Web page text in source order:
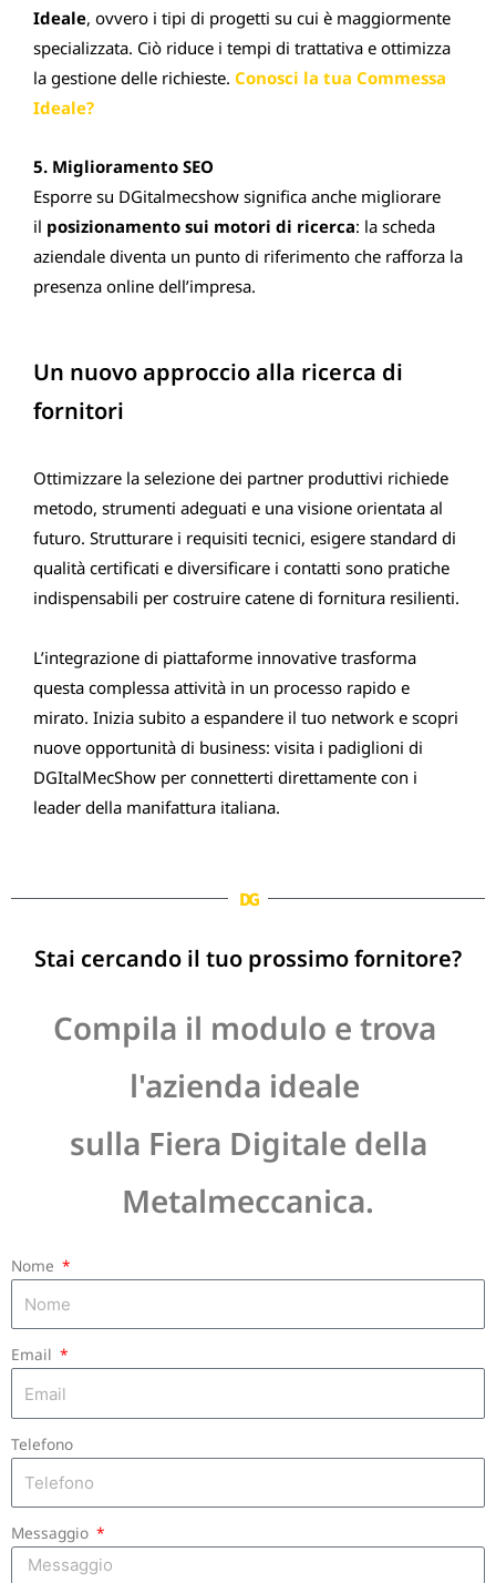
Ideale, ovvero i tipi di progetti su cui è maggiormente
specializzata. Ciò riduce i tempi di trattativa e ottimizza
la gestione delle richieste. Conosci la tua Commessa
Ideale?
5. Miglioramento SEO
Esporre su DGitalmecshow significa anche migliorare
il posizionamento sui motori di ricerca: la scheda
aziendale diventa un punto di riferimento che rafforza la
presenza online dell’impresa.
Un nuovo approccio alla ricerca di
fornitori
Ottimizzare la selezione dei partner produttivi richiede
metodo, strumenti adeguati e una visione orientata al
futuro. Strutturare i requisiti tecnici, esigere standard di
qualità certificati e diversificare i contatti sono pratiche
indispensabili per costruire catene di fornitura resilienti.
L’integrazione di piattaforme innovative trasforma
questa complessa attività in un processo rapido e
mirato. Inizia subito a espandere il tuo network e scopri
nuove opportunità di business: visita i padiglioni di
DGItalMecShow per connetterti direttamente con i
leader della manifattura italiana.
DG
Stai cercando il tuo prossimo fornitore?
Compila il modulo e trova
l'azienda ideale
sulla Fiera Digitale della
Metalmeccanica.
Nome
Email
Telefono
Messaggio